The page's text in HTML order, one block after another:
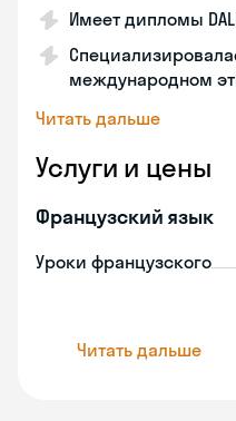
Имеет дипломы DALF
международном
Читать дальше
Услуги и цены
Французский язык
Уроки французского
Читать дальше